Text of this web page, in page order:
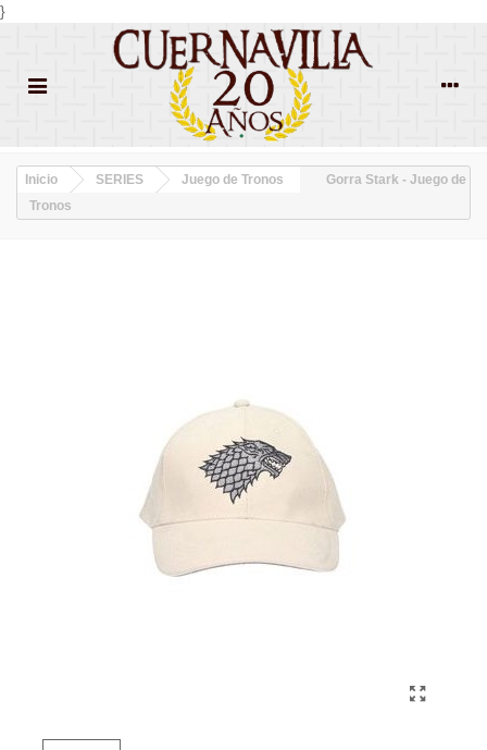
}
Inicio SERIES Juego de Tronos
Gorra Stark - Juego de
Tronos